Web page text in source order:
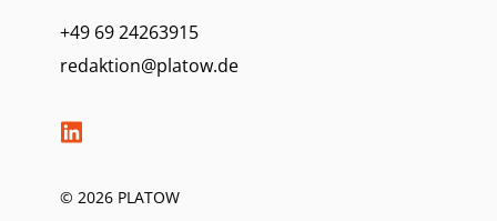
+49 69 24263915
redaktion@platow.de
© 2026 PLATOW